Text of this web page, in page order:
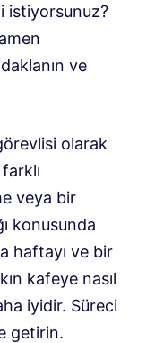
istiyorsunuz?
ve
olarak
veya bir
konusunda
haftayı ve bir
kafeye nasıl
iyidir. Süreci
getirin.